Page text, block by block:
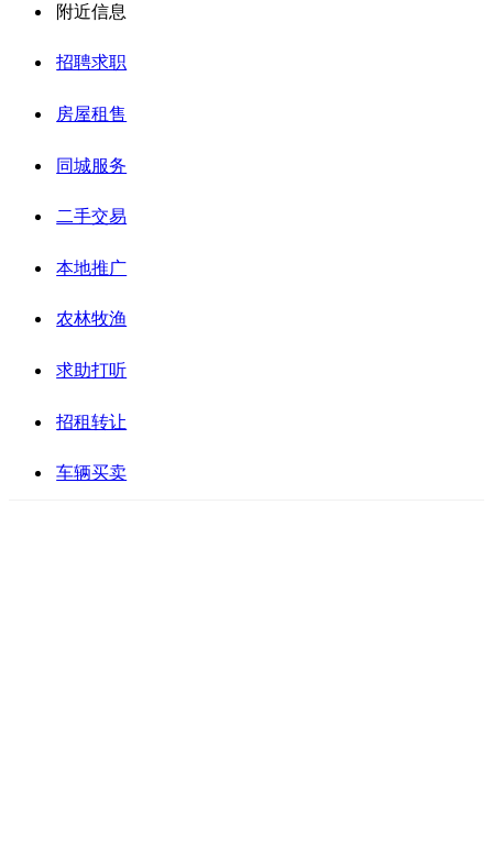
附近信息
招聘求职
房屋租售
同城服务
二手交易
本地推广
农林牧渔
求助打听
招租转让
车辆买卖